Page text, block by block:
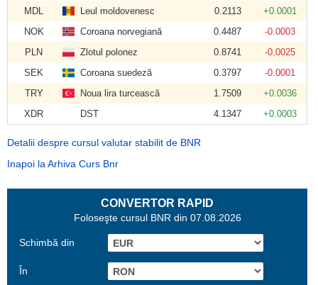
MDL
Leul moldovenesc 0.2113
+0.0001
NOK
Coroana norvegiană 0.4487
-0.0003
PLN
Zlotul polonez 0.8741
-0.0025
SEK
Coroana suedeză 0.3797
-0.0001
TRY
Noua lira turcească 1.7509
+0.0036
XDR
DST 4.1347 +0.0003
Detalii despre cursul valutar stabilit de BNR
Inapoi la Arhiva Curs Bnr
CONVERTOR RAPID
Foloseşte cursul BNR din 07.08.2026
Schimbă din
În